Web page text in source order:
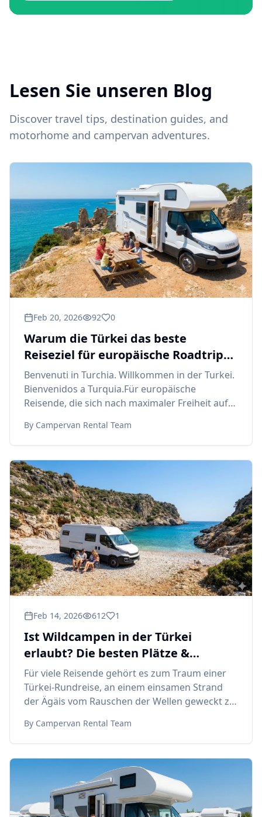
Lesen Sie unseren Blog
Discover travel tips, destination guides, and
motorhome and campervan adventures.
Feb 20, 2026 92 0
Warum die Türkei das beste
Reiseziel für europäische Roadtrips
ist
Benvenuti in Turchia. Willkommen in der Turkei.
Bienvenidos a Turquia.Für europäische
Reisende, die sich nach maximaler Freiheit auf
By Campervan Rental Team
Feb 14, 2026 612 1
Ist Wildcampen in der Türkei
erlaubt? Die besten Plätze &
Bestimmungen.
Für viele Reisende gehört es zum Traum einer
Türkei-Rundreise, an einem einsamen Strand
der Ägäis vom Rauschen der Wellen geweckt zu
By Campervan Rental Team